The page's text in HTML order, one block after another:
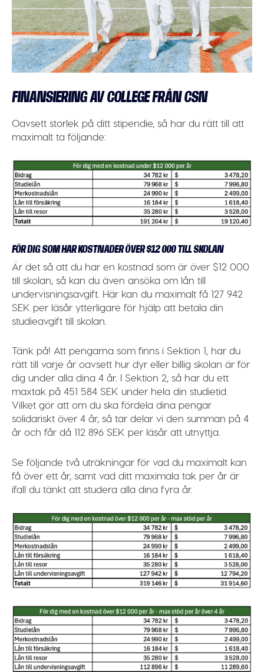
FINANSIERING AV COLLEGE FRÅN CSN
Oavsett storlek på ditt stipendie, så har du rätt till att
maximalt ta följande:
FÖR DIG SOM HAR KOSTNADER ÖVER $12 000 TILL SKOLAN
Är det så att du har en kostnad som är över $12 000
till skolan, så kan du även ansöka om lån till
undervisningsavgift . Här kan du maximalt få 127 942
SEK per läsår ytterligare för hjälp att betala din
studieavgift till skolan.
Tänk på! Att pengarna som finns i Sektion 1, har du
rätt till varje år oavsett hur dyr eller billig skolan är för
dig under alla dina 4 år. I Sektion 2, så har du ett
maxtak på 451 584 SEK under hela din studietid.
Vilket gör att om du ska fördela dina pengar
solidariskt över 4 år, så tar delar vi den summan på 4
år och får då 112 896 SEK per läsår att utnyttja.
Se följande två uträkningar för vad du maximalt kan
få över ett år, samt vad ditt maximala tak per år är
ifall du tänkt att studera alla dina fyra år.